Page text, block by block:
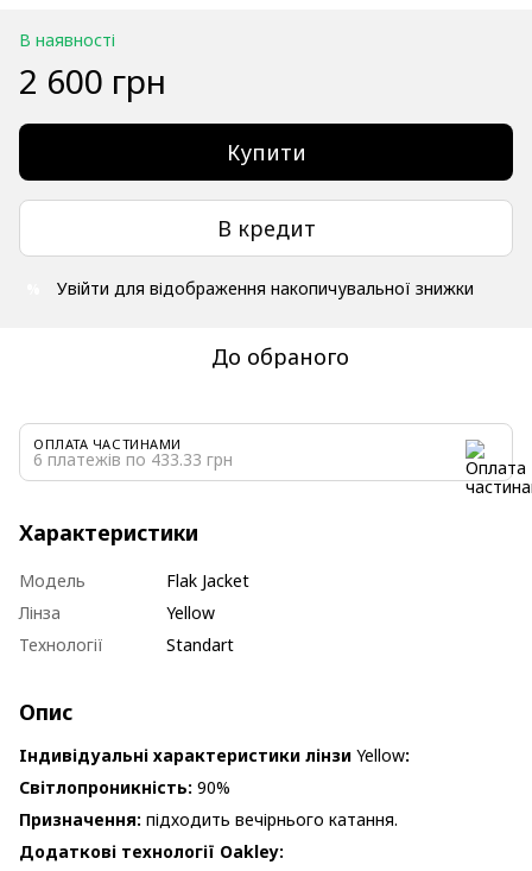
В наявності
2 600 грн
Купити
В кредит
Увійти для відображення накопичувальної знижки
До обраного
ОПЛАТА ЧАСТИНАМИ
6 платежів по 433.33 грн
Характеристики
Модель
Flak Jacket
Лінза
Yellow
Технології
Standart
Опис
Iндивідуальні характеристики лінзи Yellow:
Світлопроникність: 90%
Призначення: підходить вечірнього катання.
Додаткові технології Oakley: